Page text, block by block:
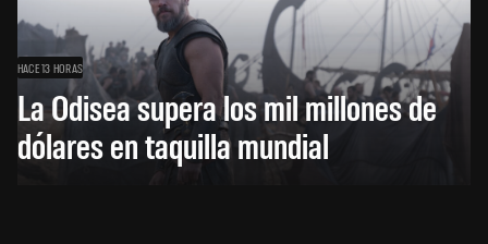
HACE 13 HORAS
La Odisea supera los mil millones de
dólares en taquilla mundial